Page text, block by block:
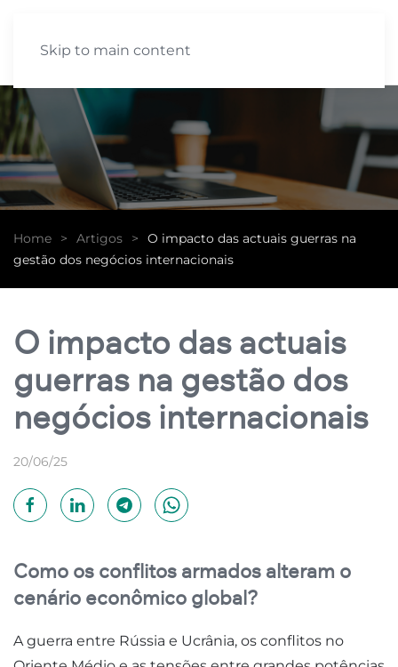
Skip to main content
Home Artigos
O impacto das actuais guerras na
gestão dos negócios internacionais
O impacto das actuais
guerras na gestão dos
negócios internacionais
20/06/25
Como os conflitos armados alteram o
cenário econômico global?
A guerra entre Rússia e Ucrânia, os conflitos no